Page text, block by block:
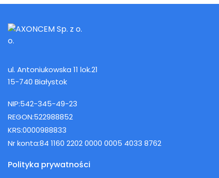
ul. Antoniukowska 11 lok.21
15-740 Białystok
NIP:542-345-49-23
REGON:522988852
KRS:0000988833
Nr konta:84 1160 2202 0000 0005 4033 8762
Polityka prywatności